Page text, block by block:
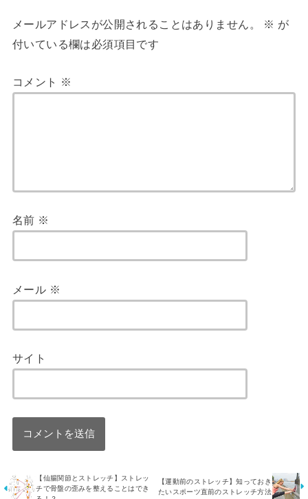
メールアドレスが公開されることはありません。 ※ が
付いている欄は必須項目です
コメント ※
名前 ※
メール ※
サイト
【仙腸関節とストレッチ】ストレッ
チで骨盤の歪みを整えることはでき
【運動前のストレッチ】知っておき
たいスポーツ直前のストレッチ方法